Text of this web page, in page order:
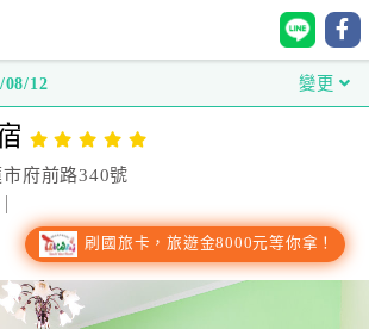
08/12 變更
府前路340號
刷國旅卡，旅遊金8000元等你拿！